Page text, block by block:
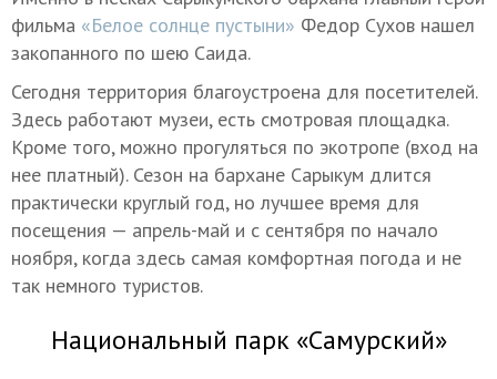
фильма «Белое солнце пустыни» Федор Сухов нашел
закопанного по шею Саида.
Сегодня территория благоустроена для посетителей.
Здесь работают музеи, есть смотровая площадка.
Кроме того, можно прогуляться по экотропе (вход на
нее платный). Сезон на бархане Сарыкум длится
практически круглый год, но лучшее время для
посещения — апрель-май и с сентября по начало
ноября, когда здесь самая комфортная погода и не
так немного туристов.
Национальный парк «Самурский»